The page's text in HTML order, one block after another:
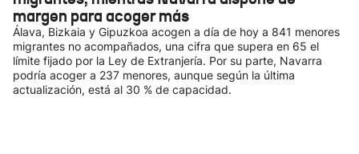
margen para acoger más
Álava, Bizkaia y Gipuzkoa acogen a día de hoy a 841 menores
migrantes no acompañados, una cifra que supera en 65 el
límite fijado por la Ley de Extranjería. Por su parte, Navarra
podría acoger a 237 menores, aunque según la última
actualización, está al 30 % de capacidad.